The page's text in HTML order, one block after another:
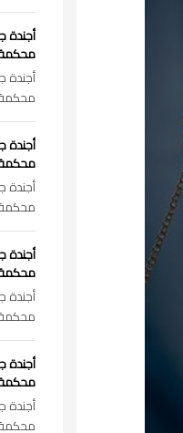
محكمة
محكمة
محكمة
محكمة
محكمة
محكمة